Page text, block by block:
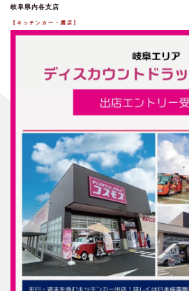
岐阜県内各支店
【キッチンカー・露店】